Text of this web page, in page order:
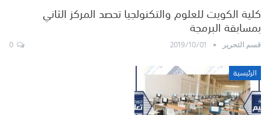
كلية الكويت للعلوم والتكنولجيا تحصد المركز الثاني
بمسابقة البرمجة
قسم التحرير 2019/10/01
الرئيسية